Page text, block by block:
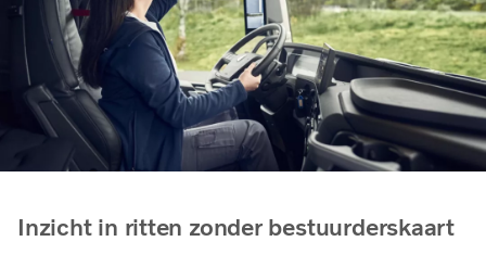
Inzicht in ritten zonder bestuurderskaart